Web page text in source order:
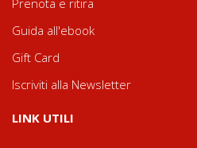
Guida all'ebook
Gift Card
Iscriviti alla Newsletter
LINK UTILI